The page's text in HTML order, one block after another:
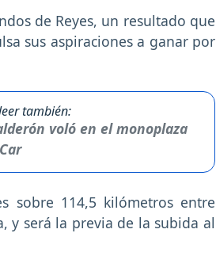
de Reyes, un resultado que
sus aspiraciones a ganar por
también:
voló en el monoplaza
sobre 114,5 kilómetros entre
y será la previa de la subida al